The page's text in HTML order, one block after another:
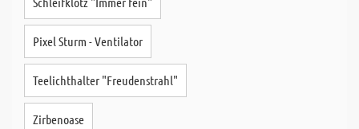
Pixel Sturm - Ventilator
Teelichthalter "Freudenstrahl"
Zirbenoase